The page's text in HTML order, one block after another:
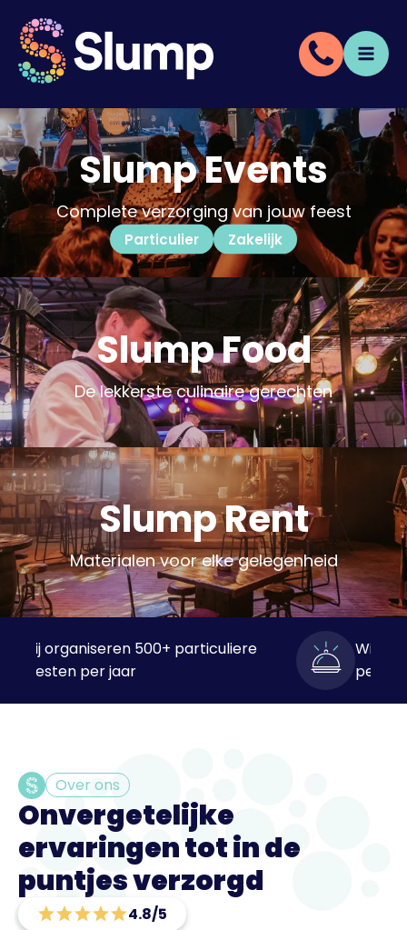
Slump Events
Complete verzorging van jouw feest
Particulier Zakelijk
Slump Food
De lekkerste culinaire gerechten
Slump Rent
Materialen voor elke gelegenheid
Wij organiseren 1000+ bedrijfsfeesten
per jaar
Over ons
Onvergetelijke
ervaringen tot in de
puntjes verzorgd
4.8/5